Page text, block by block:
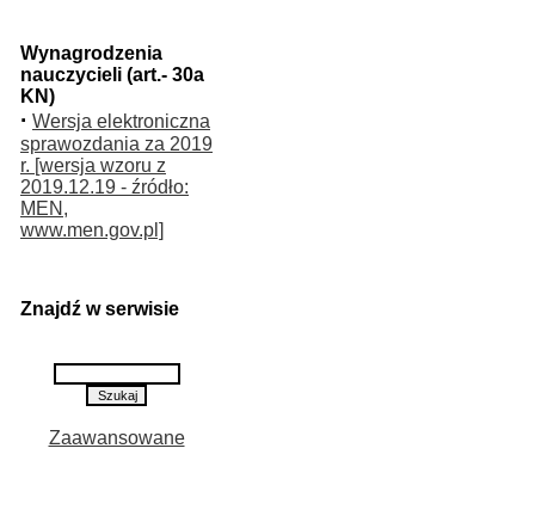
Wynagrodzenia
nauczycieli (art.- 30a
KN)
· Wersja elektroniczna
sprawozdania za 2019
r. [wersja wzoru z
2019.12.19 - źródło:
MEN,
www.men.gov.pl]
Znajdź w serwisie
Zaawansowane